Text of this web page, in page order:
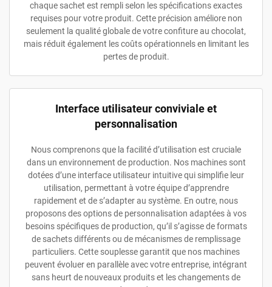
chaque sachet est rempli selon les spécifications exactes
requises pour votre produit. Cette précision améliore non
seulement la qualité globale de votre confiture au chocolat,
mais réduit également les coûts opérationnels en limitant les
pertes de produit.
Interface utilisateur conviviale et
personnalisation
Nous comprenons que la facilité d’utilisation est cruciale
dans un environnement de production. Nos machines sont
dotées d’une interface utilisateur intuitive qui simplifie leur
utilisation, permettant à votre équipe d’apprendre
rapidement et de s’adapter au système. En outre, nous
proposons des options de personnalisation adaptées à vos
besoins spécifiques de production, qu’il s’agisse de formats
de sachets différents ou de mécanismes de remplissage
particuliers. Cette souplesse garantit que nos machines
peuvent évoluer en parallèle avec votre entreprise, intégrant
sans heurt de nouveaux produits et les changements de